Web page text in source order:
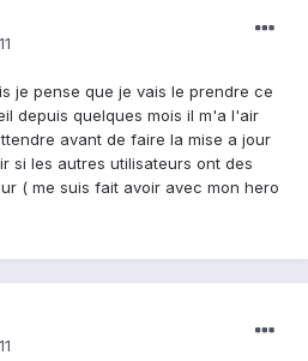
je pense que je vais le prendre ce
depuis quelques mois il m'a l'air
avant de faire la mise a jour
si les autres utilisateurs ont des
( me suis fait avoir avec mon hero